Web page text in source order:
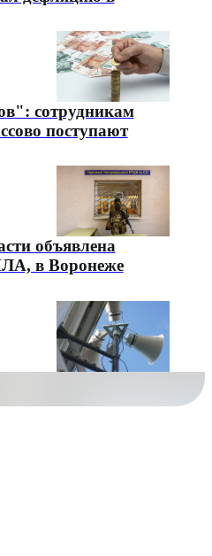
сотрудникам
поступают
объявлена
в Воронеже